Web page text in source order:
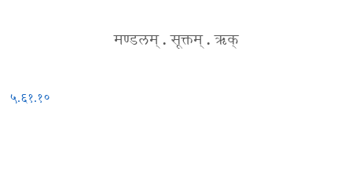
मण्डलम् . सूक्तम् . ऋक्
५.६१.१०